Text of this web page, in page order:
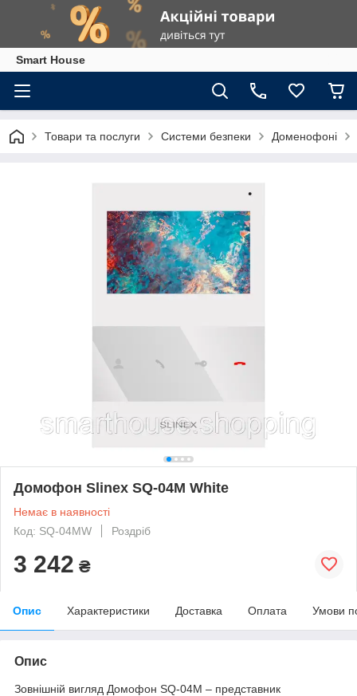
Smart House
Товари та послуги Системи безпеки Доменофоні
Домофон Slinex SQ-04M White
Немає в наявності
Код: SQ-04MW
Роздріб
3 242 ₴
Опис Характеристики Доставка Оплата Умови
Опис
Зовнішній вигляд Домофон SQ-04M – представник